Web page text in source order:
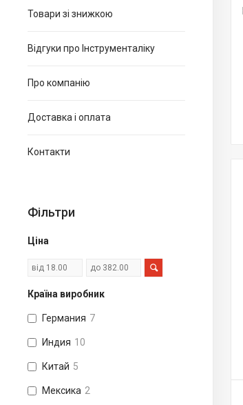
Товари зі знижкою
Відгуки про Інструменталіку
Про компанію
Доставка і оплата
Контакти
Фільтри
Ціна
Країна виробник
Германия 7
Индия 10
Китай 5
Мексика 2